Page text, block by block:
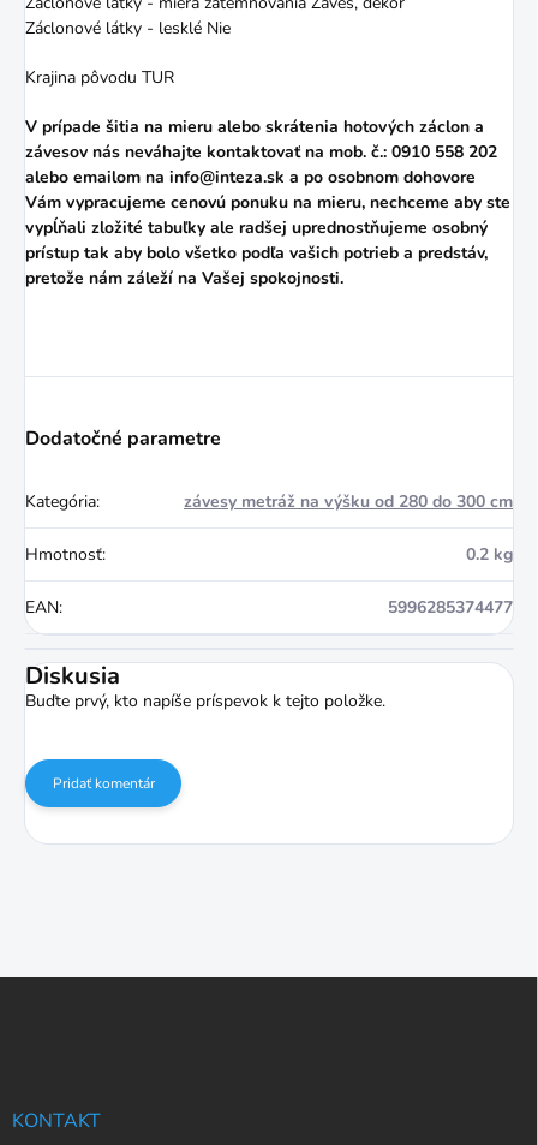
Záclonové látky - lesklé Nie
Krajina pôvodu TUR
V prípade šitia na mieru alebo skrátenia hotových záclon a
závesov nás neváhajte kontaktovať na mob. č.: 0910 558 202
alebo emailom na info@inteza.sk a po osobnom dohovore
Vám vypracujeme cenovú ponuku na mieru, nechceme aby ste
vypĺňali zložité tabuľky ale radšej uprednostňujeme osobný
prístup tak aby bolo všetko podľa vašich potrieb a predstáv,
pretože nám záleží na Vašej spokojnosti.
Dodatočné parametre
Kategória: závesy metráž na výšku od 280 do 300 cm
Hmotnosť: 0.2 kg
EAN: 5996285374477
Diskusia
Buďte prvý, kto napíše príspevok k tejto položke.
Pridať komentár
Z
KONTAKT